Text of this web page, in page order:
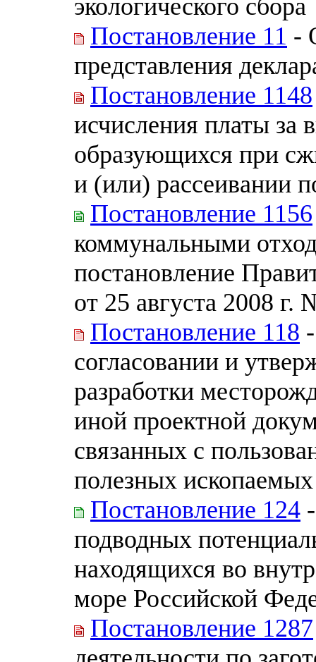
экологического сбора
Постановление 11 -
представления
Постановление 1148
исчисления платы за
образующихся при
и (или) рассеивании
Постановление 1156
коммунальными
постановление
от 25 августа 2008 г.
Постановление 118
согласовании и
разработки
иной проектной
связанных с
полезных
Постановление 124
подводных
находящихся во
море Российской
Постановление 1287